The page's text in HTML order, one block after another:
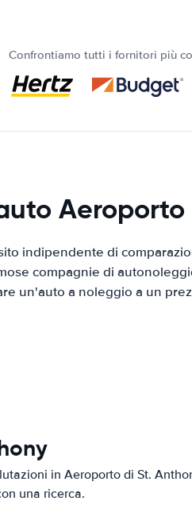
Confrontiamo tutti i fornitori più
indipendente di
compagnie di
un'auto a noleggio a un
in Aeroporto di St.
una ricerca.